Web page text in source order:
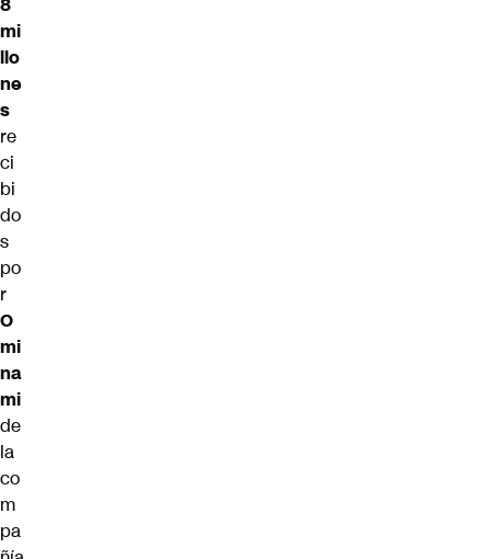
8
mi
llo
ne
s
re
ci
bi
do
s
po
r
O
mi
na
mi
de
la
co
m
pa